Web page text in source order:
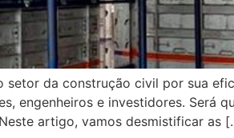
da construção civil por sua
engenheiros e investidores. Será
artigo, vamos desmistificar as